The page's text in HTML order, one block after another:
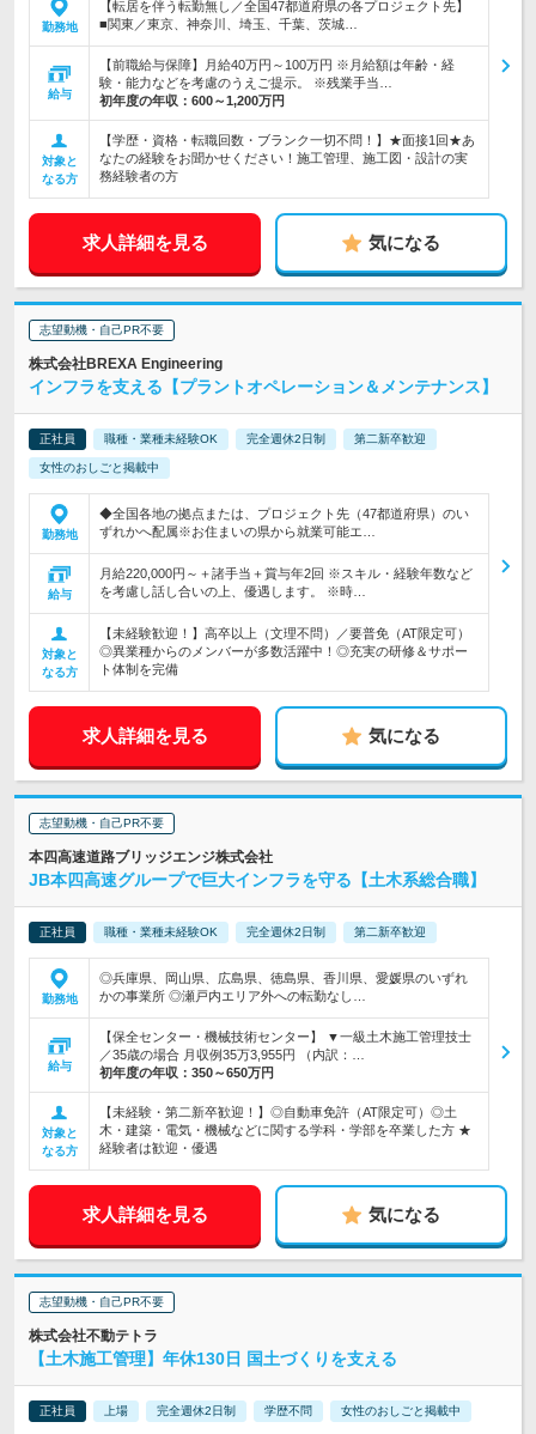
勤務地
【転居を伴う転勤無し／全国47都道府県の各プロジェクト先】
■関東／東京、神奈川、埼玉、千葉、茨城…
給与
【前職給与保障】月給40万円～100万円 ※月給額は年齢・経
験・能力などを考慮のうえご提示。 ※残業手当…
初年度の年収： 600～1,200万円
対象と
なる方
【学歴・資格・転職回数・ブランク一切不問！】★面接1回★あ
なたの経験をお聞かせください！施工管理、施工図・設計の実
務経験者の方
求人詳細を見る 気になる
志望動機・自己PR不要
株式会社BREXA Engineering
インフラを支える【プラントオペレーション＆メンテナンス】
正社員 職種・業種未経験OK 完全週休2日制 第二新卒歓迎
女性のおしごと掲載中
勤務地
◆全国各地の拠点または、プロジェクト先（47都道府県）のい
ずれかへ配属※お住まいの県から就業可能エ…
給与
月給220,000円～＋諸手当＋賞与年2回 ※スキル・経験年数など
を考慮し話し合いの上、優遇します。 ※時…
対象と
なる方
【未経験歓迎！】高卒以上（文理不問）／要普免（AT限定可）
◎異業種からのメンバーが多数活躍中！◎充実の研修＆サポー
ト体制を完備
求人詳細を見る 気になる
志望動機・自己PR不要
本四高速道路ブリッジエンジ株式会社
JB本四高速グループで巨大インフラを守る【土木系総合職】
正社員 職種・業種未経験OK 完全週休2日制 第二新卒歓迎
勤務地
◎兵庫県、岡山県、広島県、徳島県、香川県、愛媛県のいずれ
かの事業所 ◎瀬戸内エリア外への転勤なし…
給与
【保全センター・機械技術センター】 ▼一級土木施工管理技士
／35歳の場合 月収例35万3,955円 （内訳：…
初年度の年収： 350～650万円
対象と
なる方
【未経験・第二新卒歓迎！】◎自動車免許（AT限定可）◎土
木・建築・電気・機械などに関する学科・学部を卒業した方 ★
経験者は歓迎・優遇
求人詳細を見る 気になる
志望動機・自己PR不要
株式会社不動テトラ
【土木施工管理】年休130日 国土づくりを支える
正社員 上場 完全週休2日制 学歴不問 女性のおしごと掲載中